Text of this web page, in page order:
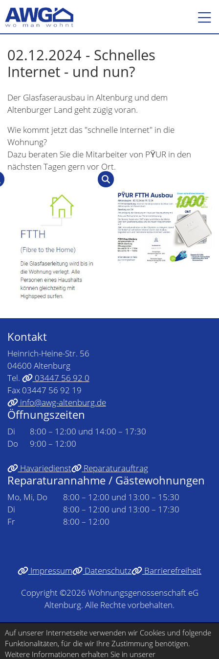
02.12.2024 - Schnelles
Internet - und nun?
Der Glasfaserausbau in Altenburg und dem
Altenburger Land geht zügig voran.
Wie kommt jetzt das "schnelle Internet" in die
Wohnung?
Dazu beraten Sie die Mitarbeiter von PŸUR in den
nächsten Tagen gern vor Ort.
Kontakt
Heinrich-Heine-Str. 56
04600 Altenburg
Tel.
03447 56 92 0
Fax 03447 56 92 19
info@awg-altenburg.de
Öffnungszeiten
Di
8:00 – 12:00 und 14:00 – 17:30
Do
9:00 – 12:00
Havariedienst Reparaturauftrag
Reparaturannahme / Gästewohnungen
Mo, Mi, Do
8:00 – 12:00 und 13:00 – 15:30
Di
8:00 – 12:00 und 13:00 – 17:30
Fr
8:00 – 12:00
Impressum Datenschutz
Barrierefreiheit
Copyright ©2026 Wohnungsgenossenschaft eG
Altenburg. Alle Rechte vorbehalten.
Auf unserer Internetseite verwenden wir Cookies und folgende
Funktionalitäten, für die wir Ihre Zustimmung benötigen.
Weitere Informationen erhalten Sie in unserer